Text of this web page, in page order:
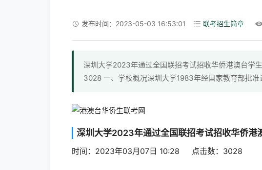
发布时间：2023-05-03 16:53:01 联考招生简章
深圳大学2023年通过全国联招考试招收华侨港澳台学
3028 一、学校概况深圳大学1983年经国家教育部批准
深圳大学2023年通过全国联招考试招收华侨港
时间：2023年03月07日 10:28 点击数：3028